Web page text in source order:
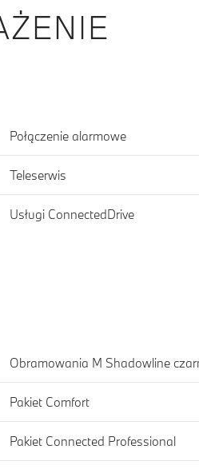
Połączenie alarmowe
Teleserwis
Usługi ConnectedDrive
Obramowania M Shadowline
Pakiet Comfort
Pakiet Connected Professional